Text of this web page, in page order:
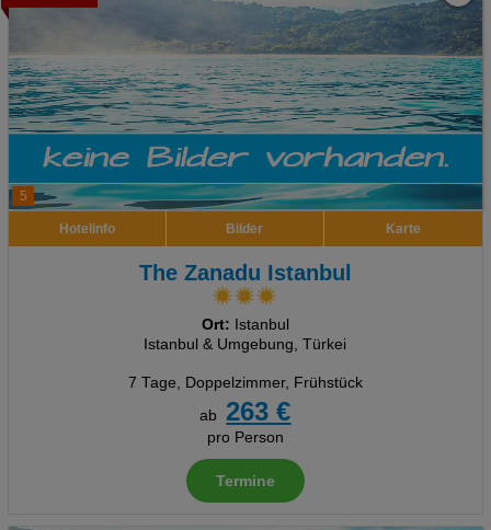
5
Hotelinfo Bilder Karte
The Zanadu Istanbul
Ort: Istanbul
Istanbul & Umgebung, Türkei
7 Tage, Doppelzimmer, Frühstück
ab
263 €
pro Person
Termine